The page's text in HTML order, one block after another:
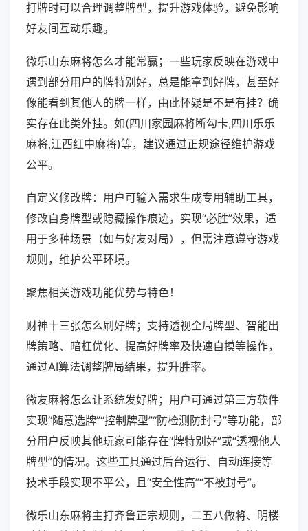
打牌时可以合理调整牌型，提升游戏体验，避免影响
好友间互动乐趣。
微乐山东麻将怎么才能常赢；一些玩家反映在游戏中
遇到部分用户的牌特别好，总是能拿到好牌，甚至好
像能看到其他人的牌一样，由此怀疑是不是有挂？确
实存在此类外挂。如(四川家园麻将断勾卡,四川乐乐
麻将,江西红中麻将)等，建议通过正规途径维护游戏
公平。
自定义修改牌：用户可输入需求生成专用辅助工具，
修改自身牌型或隐藏操作痕迹，实现“必胜”效果，适
用于多种场景（如与好友对局），但需注意遵守游戏
规则，维护公平环境。
聚焦相关游戏功能优势与特色！
财神十三张怎么刷好牌；支持透视全局牌型、智能出
牌策略、暗杠优化、提高好牌率及快速自摸等操作，
通过AI算法调整牌局结果，提升胜率。
微友麻将怎么让系统发好牌；用户可通过第三方软件
实现“随意选牌”“控制牌型”“防检测防封号”等功能，部
分用户反映其他玩家可能存在“牌特别好”或“透视他人
牌型”的情况。这些工具通过后台运行、自动连接等
技术手段实现不平公，且“安全性高”“不被封号”。
微乐山东麻将主打齐鲁正宗规则，二五八做将、明楼